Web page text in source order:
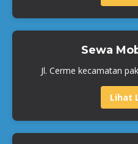
Sewa
Jl. Cerme kecamatan
Lihat